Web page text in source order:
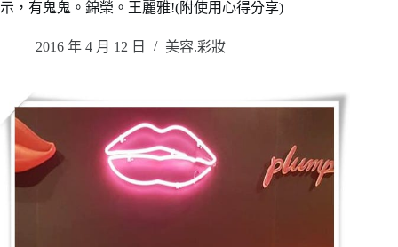
示，有鬼鬼。錦榮。王麗雅!(附使用心得分享)
2016 年 4 月 12 日 美容.彩妝